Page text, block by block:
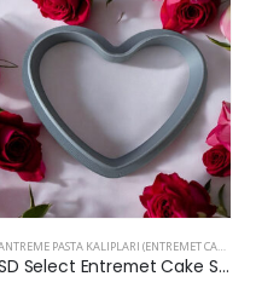
SD Select Entremet Cake Series: Balloon Heart Cutter Small Cutter (Antreme Pasta Serisi: Balon Kalp Kesici)